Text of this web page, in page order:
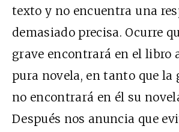
texto y no encuentra una
demasiado precisa. Ocurre
grave encontrará en el libro
pura novela, en tanto que la
no encontrará en él su
Después nos anuncia que